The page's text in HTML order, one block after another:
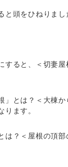
と頭をひねりまし
すると、＜切妻
」とは？＜大棟か
ります。
は？＜屋根の頂